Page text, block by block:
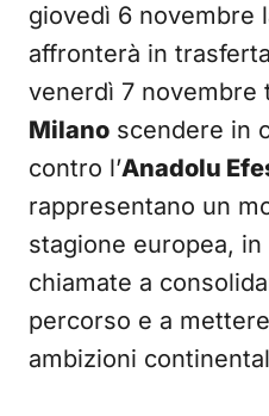
giovedì 6 novembre
affronterà in
venerdì 7 novembre
Milano scendere in
contro l’Anadolu
rappresentano un
stagione europea,
chiamate a
percorso e a
ambizioni